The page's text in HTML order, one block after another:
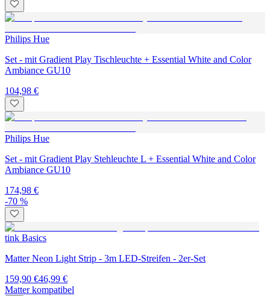
Philips Hue
Set - mit Gradient Play Tischleuchte + Essential White and Color
Ambiance GU10
104,98 €
Philips Hue
Set - mit Gradient Play Stehleuchte L + Essential White and Color
Ambiance GU10
174,98 €
-70 %
tink Basics
Matter Neon Light Strip - 3m LED-Streifen - 2er-Set
159,90 €46,99 €
Matter kompatibel